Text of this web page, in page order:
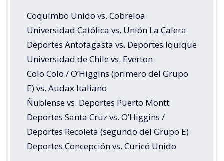
Coquimbo Unido vs. Cobreloa
Universidad Católica vs. Unión La Calera
Deportes Antofagasta vs. Deportes Iquique
Universidad de Chile vs. Everton
Colo Colo / O’Higgins (primero del Grupo
E) vs. Audax Italiano
Ñublense vs. Deportes Puerto Montt
Deportes Santa Cruz vs. O’Higgins /
Deportes Recoleta (segundo del Grupo E)
Deportes Concepción vs. Curicó Unido